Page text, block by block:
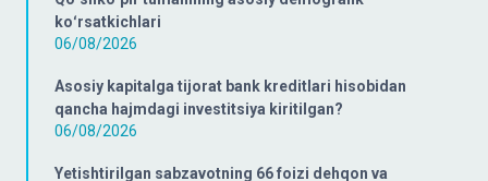
koʻrsatkichlari
06/08/2026
Asosiy kapitalga tijorat bank kreditlari hisobidan
qancha hajmdagi investitsiya kiritilgan?
06/08/2026
Yetishtirilgan sabzavotning 66 foizi dehqon va